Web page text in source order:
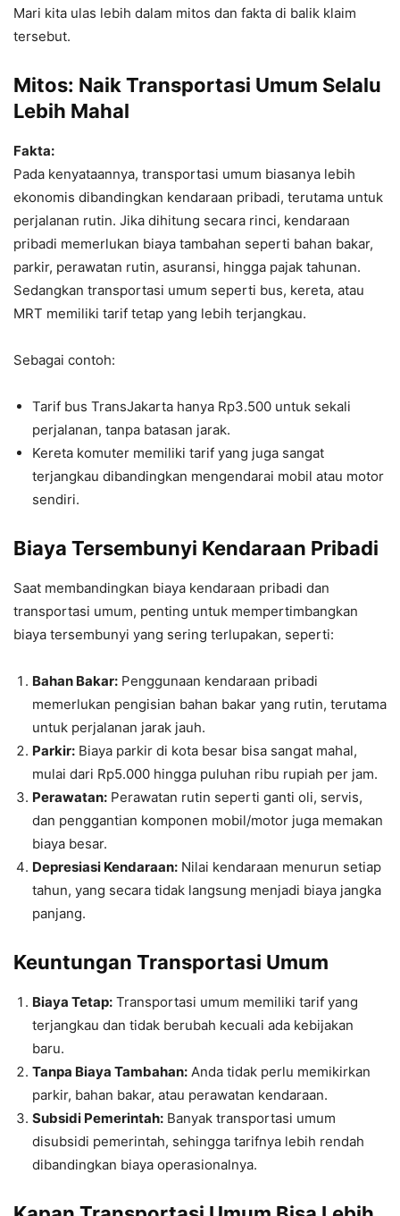
Mari kita ulas lebih dalam mitos dan fakta di balik klaim
tersebut.
Mitos: Naik Transportasi Umum Selalu
Lebih Mahal
Fakta:
Pada kenyataannya, transportasi umum biasanya lebih
ekonomis dibandingkan kendaraan pribadi, terutama untuk
perjalanan rutin. Jika dihitung secara rinci, kendaraan
pribadi memerlukan biaya tambahan seperti bahan bakar,
parkir, perawatan rutin, asuransi, hingga pajak tahunan.
Sedangkan transportasi umum seperti bus, kereta, atau
MRT memiliki tarif tetap yang lebih terjangkau.
Sebagai contoh:
Tarif bus TransJakarta hanya Rp3.500 untuk sekali
perjalanan, tanpa batasan jarak.
Kereta komuter memiliki tarif yang juga sangat
terjangkau dibandingkan mengendarai mobil atau motor
sendiri.
Biaya Tersembunyi Kendaraan Pribadi
Saat membandingkan biaya kendaraan pribadi dan
transportasi umum, penting untuk mempertimbangkan
biaya tersembunyi yang sering terlupakan, seperti:
Bahan Bakar: Penggunaan kendaraan pribadi
memerlukan pengisian bahan bakar yang rutin, terutama
untuk perjalanan jarak jauh.
Parkir: Biaya parkir di kota besar bisa sangat mahal,
mulai dari Rp5.000 hingga puluhan ribu rupiah per jam.
Perawatan: Perawatan rutin seperti ganti oli, servis,
dan penggantian komponen mobil/motor juga memakan
biaya besar.
Depresiasi Kendaraan: Nilai kendaraan menurun setiap
tahun, yang secara tidak langsung menjadi biaya jangka
panjang.
Keuntungan Transportasi Umum
Biaya Tetap: Transportasi umum memiliki tarif yang
terjangkau dan tidak berubah kecuali ada kebijakan
baru.
Tanpa Biaya Tambahan: Anda tidak perlu memikirkan
parkir, bahan bakar, atau perawatan kendaraan.
Subsidi Pemerintah: Banyak transportasi umum
disubsidi pemerintah, sehingga tarifnya lebih rendah
dibandingkan biaya operasionalnya.